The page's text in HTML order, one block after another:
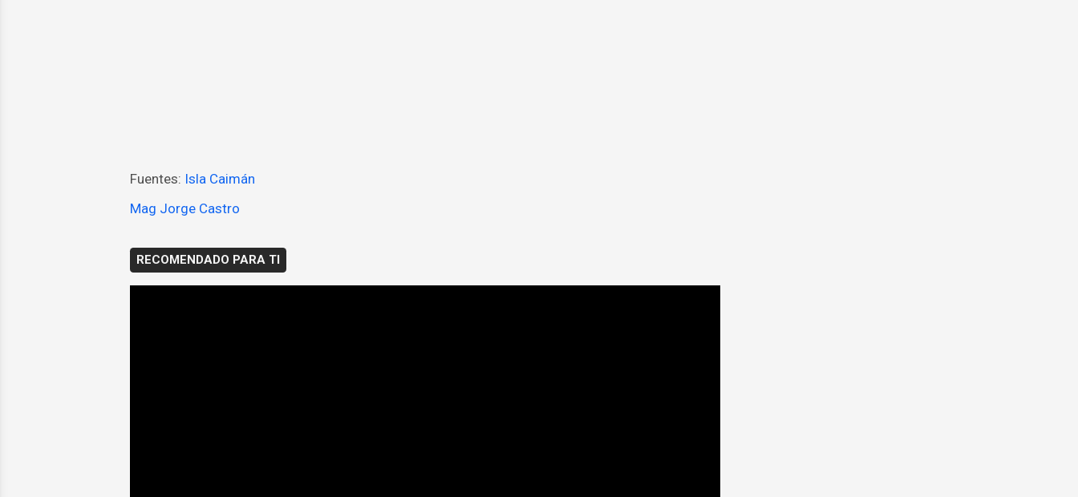
Fuentes: Isla Caimán
Mag Jorge Castro
RECOMENDADO PARA TI